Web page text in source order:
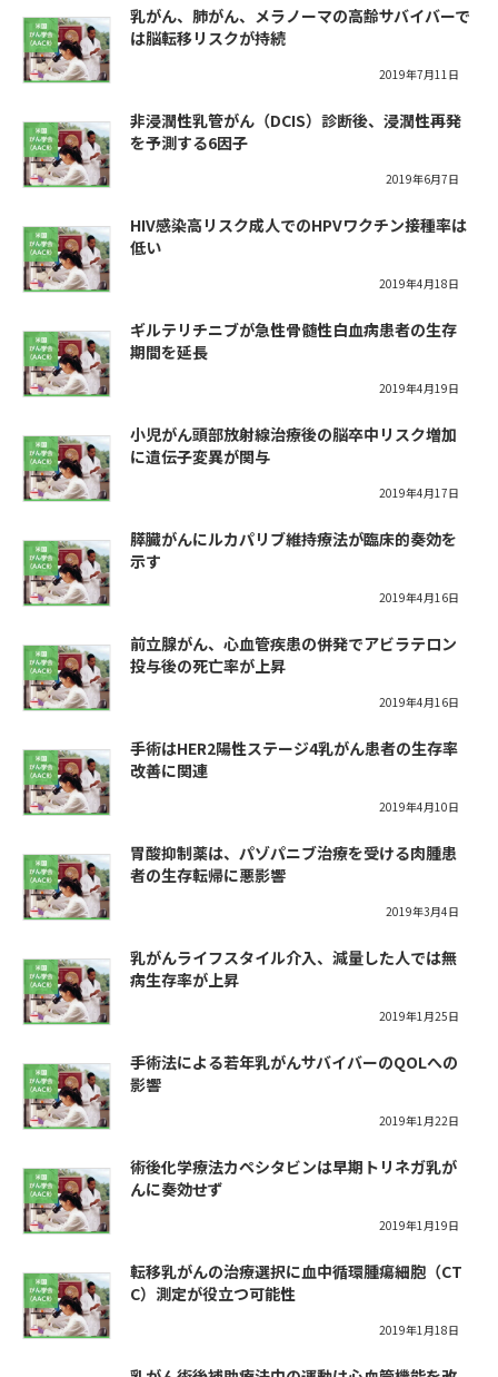
乳がん、肺がん、メラノーマの高齢サバイバーで
は脳転移リスクが持続
2019年7月11日
非浸潤性乳管がん（DCIS）診断後、浸潤性再発
を予測する6因子
2019年6月7日
HIV感染高リスク成人でのHPVワクチン接種率は
低い
2019年4月18日
ギルテリチニブが急性骨髄性白血病患者の生存
期間を延長
2019年4月19日
小児がん頭部放射線治療後の脳卒中リスク増加
に遺伝子変異が関与
2019年4月17日
膵臓がんにルカパリブ維持療法が臨床的奏効を
示す
2019年4月16日
前立腺がん、心血管疾患の併発でアビラテロン
投与後の死亡率が上昇
2019年4月16日
手術はHER2陽性ステージ4乳がん患者の生存率
改善に関連
2019年4月10日
胃酸抑制薬は、パゾパニブ治療を受ける肉腫患
者の生存転帰に悪影響
2019年3月4日
乳がんライフスタイル介入、減量した人では無
病生存率が上昇
2019年1月25日
手術法による若年乳がんサバイバーのQOLへの
影響
2019年1月22日
術後化学療法カペシタビンは早期トリネガ乳が
んに奏効せず
2019年1月19日
転移乳がんの治療選択に血中循環腫瘍細胞（CT
C）測定が役立つ可能性
2019年1月18日